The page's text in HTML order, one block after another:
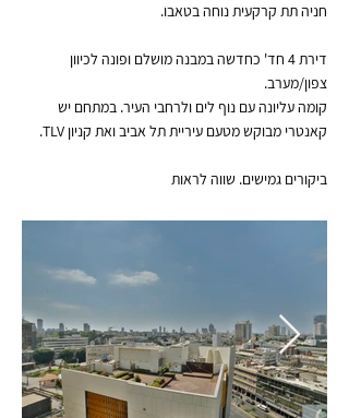
חניה תת קרקעית נוחה בטאבו.
דירת 4 חד' כחדשה במבנה מושלם ופונה לכיוון
צפון/מערב.
קומה עליונה עם נוף לים ולרחבי העיר. במתחם יש
קאנטרי מבוקש מטעם עיריית תל אביב ואת קניון TLV.
ביקורים גמישים. שווה לראות